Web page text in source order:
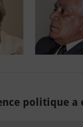
politique a